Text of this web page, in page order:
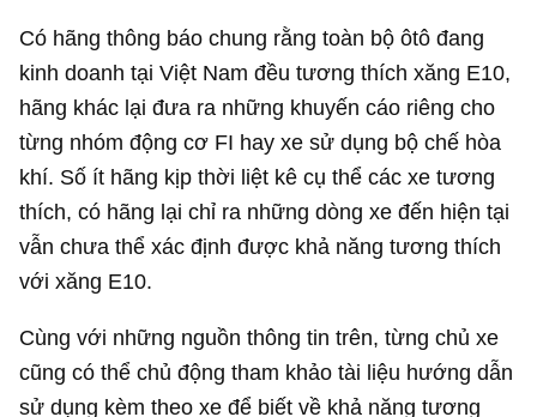
Có hãng thông báo chung rằng toàn bộ ôtô đang
kinh doanh tại Việt Nam đều tương thích xăng E10,
hãng khác lại đưa ra những khuyến cáo riêng cho
từng nhóm động cơ FI hay xe sử dụng bộ chế hòa
khí. Số ít hãng kịp thời liệt kê cụ thể các xe tương
thích, có hãng lại chỉ ra những dòng xe đến hiện tại
vẫn chưa thể xác định được khả năng tương thích
với xăng E10.
Cùng với những nguồn thông tin trên, từng chủ xe
cũng có thể chủ động tham khảo tài liệu hướng dẫn
sử dụng kèm theo xe để biết về khả năng tương